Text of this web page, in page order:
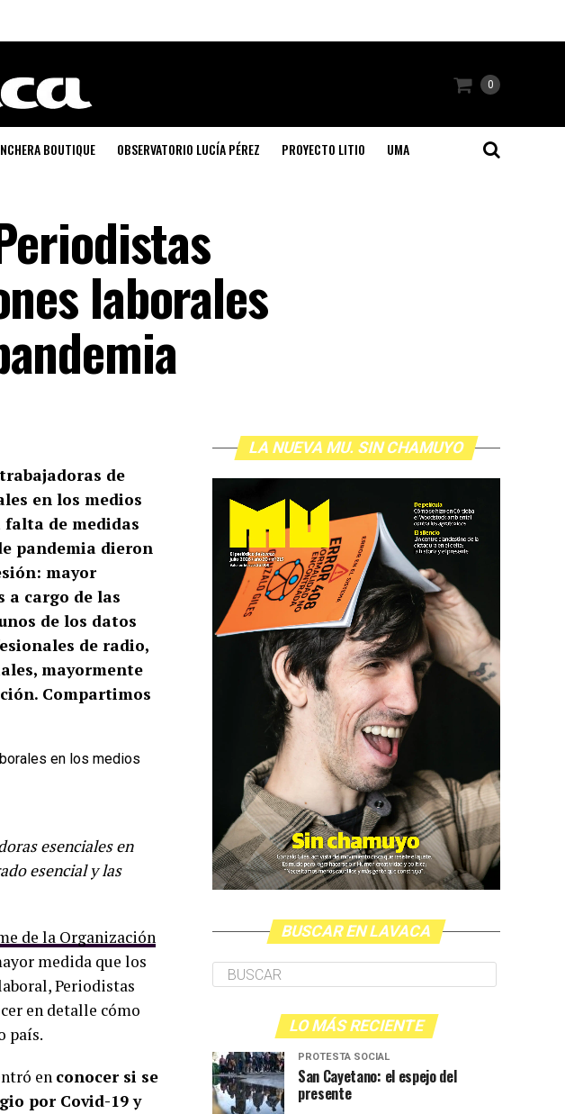
0
BOUTIQUE OBSERVATORIO LUCÍA PÉREZ PROYECTO LITIO UMA
laborales
de
en los medios
falta de medidas
pandemia dieron
mayor
a cargo de las
de los datos
de radio,
mayormente
Compartimos
esenciales en
esencial y las
de la Organización
medida que los
Periodistas
en detalle cómo
país.
en conocer si se
por Covid-19 y
LA NUEVA MU. SIN CHAMUYO
BUSCAR EN LAVACA
LO MÁS RECIENTE
PROTESTA SOCIAL
San Cayetano: el espejo del
presente